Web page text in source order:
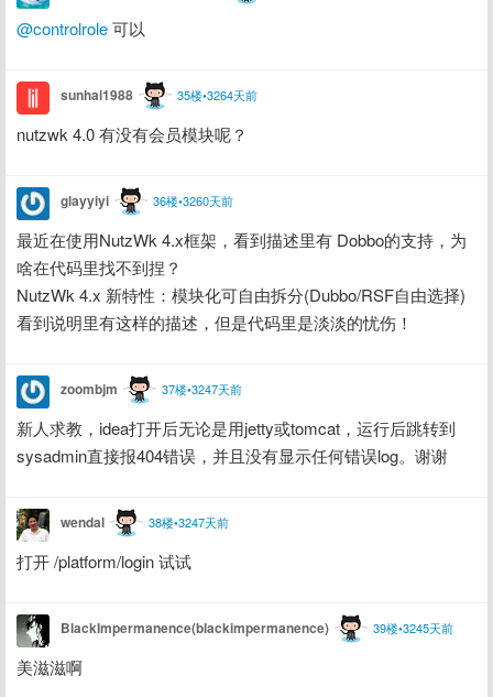
@controlrole 可以
sunhai1988 35楼•3264天前
nutzwk 4.0 有没有会员模块呢？
glayyiyi 36楼•3260天前
最近在使用NutzWk 4.x框架，看到描述里有 Dobbo的支持，为
啥在代码里找不到捏？
NutzWk 4.x 新特性：模块化可自由拆分(Dubbo/RSF自由选择)
看到说明里有这样的描述，但是代码里是淡淡的忧伤！
zoombjm 37楼•3247天前
新人求教，idea打开后无论是用jetty或tomcat，运行后跳转到
sysadmin直接报404错误，并且没有显示任何错误log。谢谢
wendal 38楼•3247天前
打开 /platform/login 试试
BlackImpermanence(blackimpermanence) 39楼•3245天前
美滋滋啊